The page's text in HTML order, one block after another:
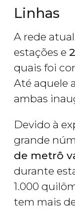
Linhas
A rede
estações e
quais foi
Até aquele
ambas
Devido à
grande
de metrô
durante
1.000
tem mais